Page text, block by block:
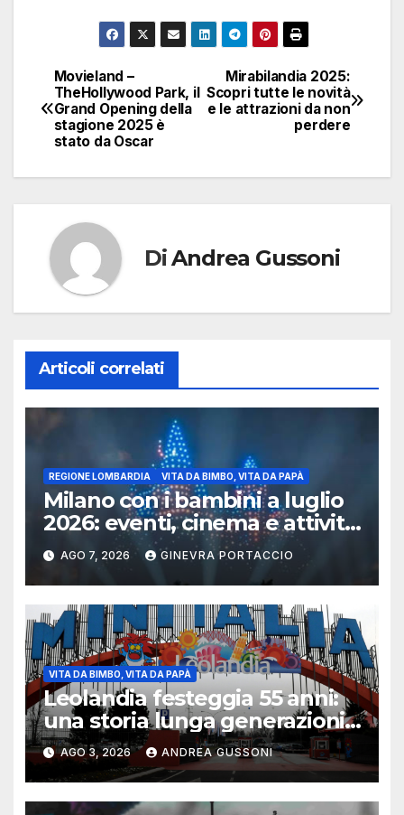
Navigazione
articoli
Mirabilandia 2025:
Scopri tutte le novità
e le attrazioni da non
perdere
Movieland –
TheHollywood Park, il
Grand Opening della
stagione 2025 è
stato da Oscar
DiAndrea Gussoni
Articoli correlati
REGIONE LOMBARDIA VITA DA BIMBO, VITA DA PAPÀ
Milano con i bambini a luglio
2026: eventi, cinema e attività
per famiglie
AGO 7, 2026 GINEVRA PORTACCIO
VITA DA BIMBO, VITA DA PAPÀ
Leolandia festeggia 55 anni:
una storia lunga generazioni
tra ricordi, innovazione e
nuovi investimenti
AGO 3, 2026 ANDREA GUSSONI